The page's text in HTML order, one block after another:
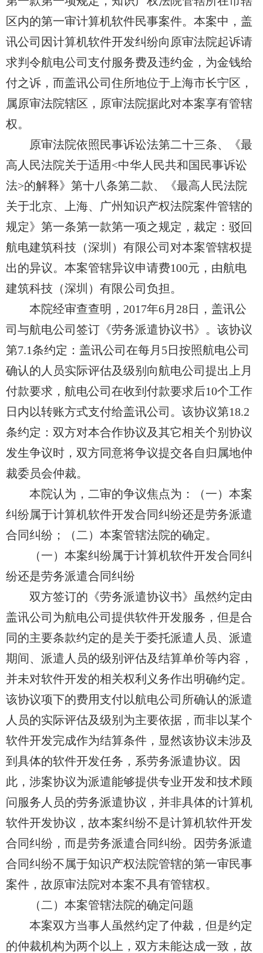
区内的第一审计算机软件民事案件。本案中， 盖
讯公司 因计算机软件开发纠纷向原审法院起诉请
求判令航电公司 支付服务费及违约金，为金钱给
付之诉， 而盖讯公司 住所地位于上海市长宁区，
属原审法院辖区，原审法院据此对本案享有管辖
权。
原审法院依照民事诉讼法第二十三条、《最
高人民法院关于适用<中华人民共和国民事诉讼
法>的解释》第十八条第二款、《最高人民法院
关于北京、上海、广州知识产权法院案件管辖的
规定》第一条第一款第一项之规定，裁定：驳回
航电建筑科技（深圳）有限公司对本案管辖权提
出的异议。本案管辖异议申请费100元， 由航电
建筑科技（深圳）有限公司负担。
本院经审查查明，2017年6月28日， 盖讯公
司与航电公司 签订《劳务派遣协议书》。该协议
第7.1条约定： 盖讯公司 在每月5日 按照航电公司
确认的人员实际评估及级别 向航电公司提出上月
付款要求， 航电公司 在收到付款要求后10个工作
日内以转账方式支付给盖讯公司 。该协议第18.2
条约定：双方对本合作协议及其它相关个别协议
发生争议时，双方同意将争议提交各自归属地仲
裁委员会仲裁。
本院认为，二审的争议焦点为：（一）本案
纠纷属于计算机软件开发合同纠纷还是劳务派遣
合同纠纷；（二）本案管辖法院的确定。
（一）本案纠纷属于计算机软件开发合同纠
纷还是劳务派遣合同纠纷
双方签订的《劳务派遣协议书》虽然约定由
盖讯公司为航电公司 提供软件开发服务，但是合
同的主要条款约定的是关于委托派遣人员、派遣
期间、派遣人员的级别评估及结算单价等内容，
并未对软件开发的相关权利义务作出明确约定。
该协议项下的费用支付以航电公司 所确认的派遣
人员的实际评估及级别为主要依据，而非以某个
软件开发完成作为结算条件，显然该协议未涉及
到具体的软件开发任务，系劳务派遣协议。因
此，涉案协议为派遣能够提供专业开发和技术顾
问服务人员的劳务派遣协议，并非具体的计算机
软件开发协议，故本案纠纷不是计算机软件开发
合同纠纷，而是劳务派遣合同纠纷。因劳务派遣
合同纠纷不属于知识产权法院管辖的第一审民事
案件，故原审法院对本案不具有管辖权。
（二）本案管辖法院的确定问题
本案双方当事人虽然约定了仲裁，但是约定
的仲裁机构为两个以上，双方未能达成一致， 故